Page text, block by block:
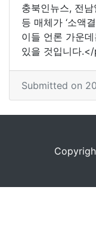
충북인뉴스, 전
등 매체가 ‘소액
이들 언론 가운
있을 것입니다
Submitted on